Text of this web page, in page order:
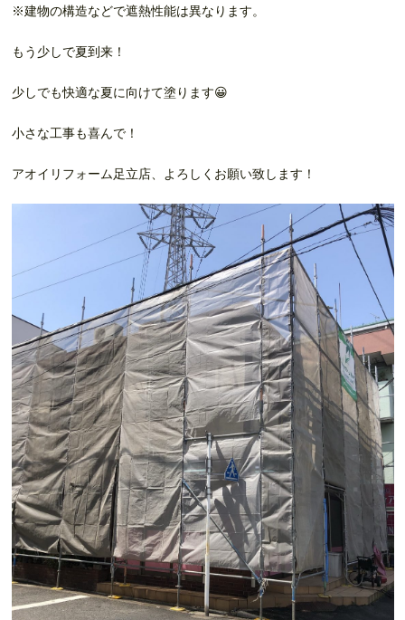
※建物の構造などで遮熱性能は異なります。
もう少しで夏到来！
少しでも快適な夏に向けて塗ります😀
小さな工事も喜んで！
アオイリフォーム足立店、よろしくお願い致します！